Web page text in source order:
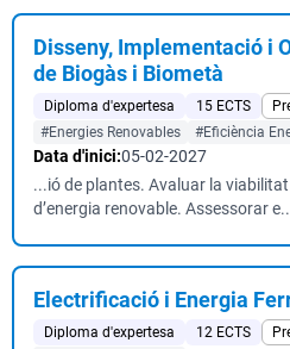
Disseny, Implementació i
de Biogàs i Biometà
Diploma d'expertesa 15 ECTS
#Energies Renovables
#Eficiència
Data d'inici:05-02-2027
...ió de plantes. Avaluar la
d’energia renovable. Assessorar
Electrificació i Energia
Diploma d'expertesa 12 ECTS